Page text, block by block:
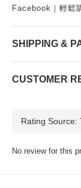
Facebook｜輕鬆
SHIPPING &
CUSTOMER
No review for this